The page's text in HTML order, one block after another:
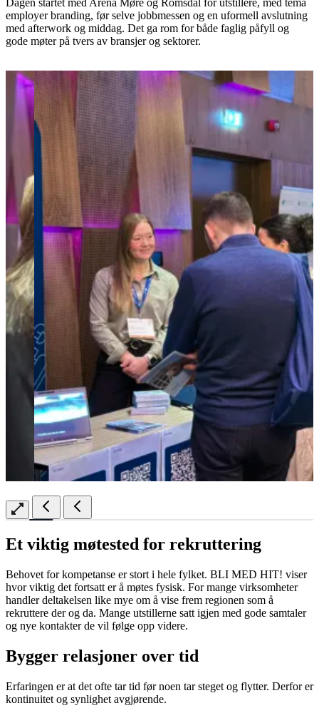
Dagen startet med Arena Møre og Romsdal for utstillere, med tema
employer branding, før selve jobbmessen og en uformell avslutning
med afterwork og middag. Det ga rom for både faglig påfyll og
gode møter på tvers av bransjer og sektorer.
Et viktig møtested for rekruttering
Behovet for kompetanse er stort i hele fylket. BLI MED HIT! viser
hvor viktig det fortsatt er å møtes fysisk. For mange virksomheter
handler deltakelsen like mye om å vise frem regionen som å
rekruttere der og da. Mange utstillerne satt igjen med gode samtaler
og nye kontakter de vil følge opp videre.
Bygger relasjoner over tid
Erfaringen er at det ofte tar tid før noen tar steget og flytter. Derfor er
kontinuitet og synlighet avgjørende.